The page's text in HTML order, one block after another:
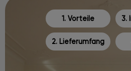
1. Vorteile 3.
2. Lieferumfang